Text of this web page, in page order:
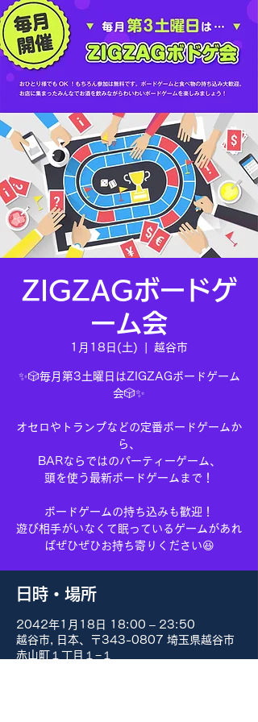
ZIGZAGボードゲ
ーム会
1月18日(土) 越谷市
✨🎲毎月第3土曜日はZIGZAGボードゲーム
会🎲✨
オセロやトランプなどの定番ボードゲームか
ら、
BARならではのパーティーゲーム、
頭を使う最新ボードゲームまで！
ボードゲームの持ち込みも歓迎！
遊び相手がいなくて眠っているゲームがあれ
ばぜひぜひお持ち寄りください😆
日時・場所
2042年1月18日 18:00 – 23:50
越谷市, 日本、〒343-0807 埼玉県越谷市
赤山町１丁目１−１